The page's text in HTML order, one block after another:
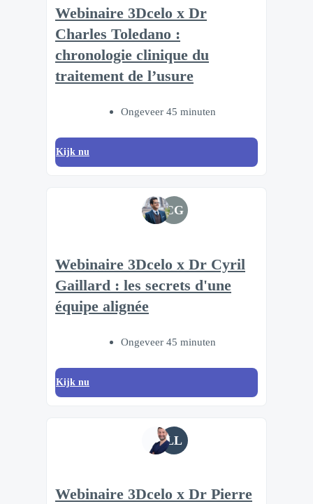
Webinaire 3Dcelo x Dr
Charles Toledano :
chronologie clinique du
traitement de l’usure
Ongeveer 45 minuten
Kijk nu
CG
Webinaire 3Dcelo x Dr Cyril
Gaillard : les secrets d'une
équipe alignée
Ongeveer 45 minuten
Kijk nu
LL
Webinaire 3Dcelo x Dr Pierre